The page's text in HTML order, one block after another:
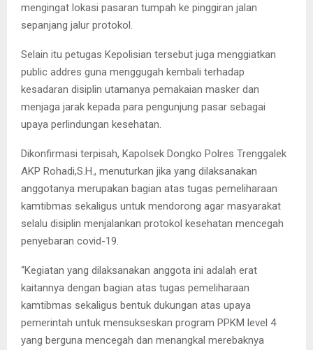
mengingat lokasi pasaran tumpah ke pinggiran jalan
sepanjang jalur protokol.
Selain itu petugas Kepolisian tersebut juga menggiatkan
public addres guna menggugah kembali terhadap
kesadaran disiplin utamanya pemakaian masker dan
menjaga jarak kepada para pengunjung pasar sebagai
upaya perlindungan kesehatan.
Dikonfirmasi terpisah, Kapolsek Dongko Polres Trenggalek
AKP Rohadi,S.H., menuturkan jika yang dilaksanakan
anggotanya merupakan bagian atas tugas pemeliharaan
kamtibmas sekaligus untuk mendorong agar masyarakat
selalu disiplin menjalankan protokol kesehatan mencegah
penyebaran covid-19.
“Kegiatan yang dilaksanakan anggota ini adalah erat
kaitannya dengan bagian atas tugas pemeliharaan
kamtibmas sekaligus bentuk dukungan atas upaya
pemerintah untuk mensukseskan program PPKM level 4
yang berguna mencegah dan menangkal merebaknya